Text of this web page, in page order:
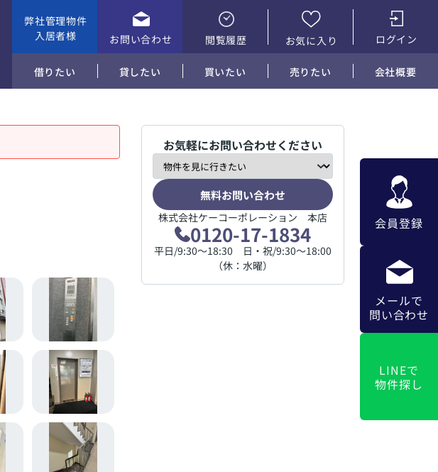
弊社管理物件
入居者様
お問い合わせ 閲覧履歴 お気に入り ログイン
借りたい 貸したい 買いたい 売りたい 会社概要
会員登録
メールで
問い合わせ
LINEで
物件探し
お気軽にお問い合わせください
無料お問い合わせ
株式会社ケーコーポレーション 本店
0120-17-1834
平日/9:30～18:30 日・祝/9:30～18:00
（休：水曜）